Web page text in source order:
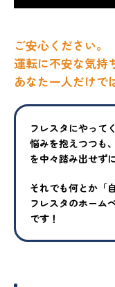
ご安心ください。
運転に不安な気持
あなた一人だけで
フレスタにやって
悩みを抱えつつも
を中々踏み出せず
それでも何とか「
フレスタのホーム
です！